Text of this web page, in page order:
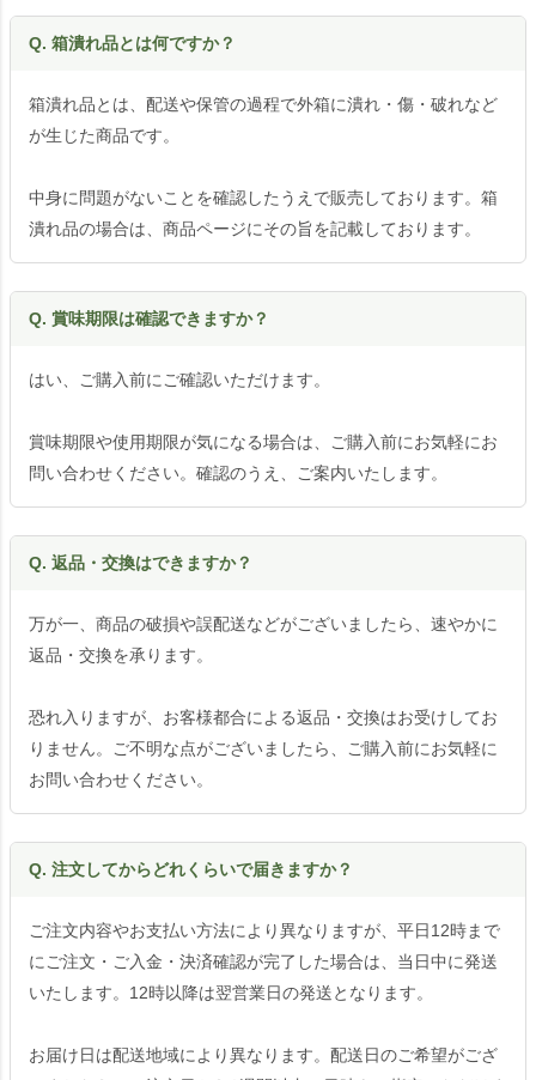
Q. 箱潰れ品とは何ですか？
箱潰れ品とは、配送や保管の過程で外箱に潰れ・傷・破れなど
が生じた商品です。
中身に問題がないことを確認したうえで販売しております。箱
潰れ品の場合は、商品ページにその旨を記載しております。
Q. 賞味期限は確認できますか？
はい、ご購入前にご確認いただけます。
賞味期限や使用期限が気になる場合は、ご購入前にお気軽にお
問い合わせください。確認のうえ、ご案内いたします。
Q. 返品・交換はできますか？
万が一、商品の破損や誤配送などがございましたら、速やかに
返品・交換を承ります。
恐れ入りますが、お客様都合による返品・交換はお受けしてお
りません。ご不明な点がございましたら、ご購入前にお気軽に
お問い合わせください。
Q. 注文してからどれくらいで届きますか？
ご注文内容やお支払い方法により異なりますが、平日12時まで
にご注文・ご入金・決済確認が完了した場合は、当日中に発送
いたします。12時以降は翌営業日の発送となります。
お届け日は配送地域により異なります。配送日のご希望がござ